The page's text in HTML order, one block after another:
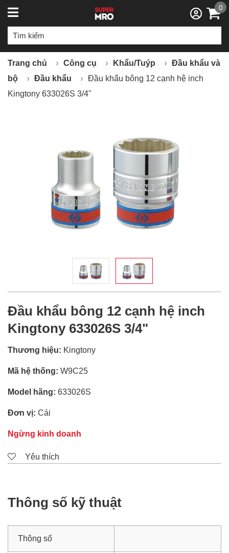
0
Trang chủ Công cụ Khẩu/Tuýp
Đầu khẩu và
bộ
Đầu khẩu
Đầu khẩu bông 12 cạnh hệ inch
Kingtony 633026S 3/4"
Đầu khẩu bông 12 cạnh hệ inch
Kingtony 633026S 3/4"
Thương hiệu: Kingtony
Mã hệ thống: W9C25
Model hãng: 633026S
Đơn vị: Cái
Ngừng kinh doanh
Yêu thích
Thông số kỹ thuật
Thông số